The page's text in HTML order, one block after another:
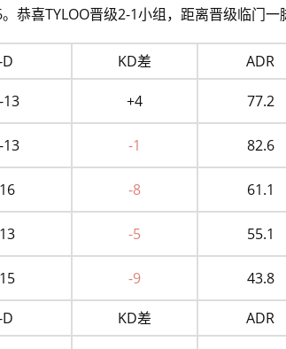
喜TYLOO晋级2-1小组，距离晋级临门一
KD差 ADR
13 +4 77.2
13 -1 82.6
-8 61.1
-5 55.1
-9 43.8
KD差 ADR